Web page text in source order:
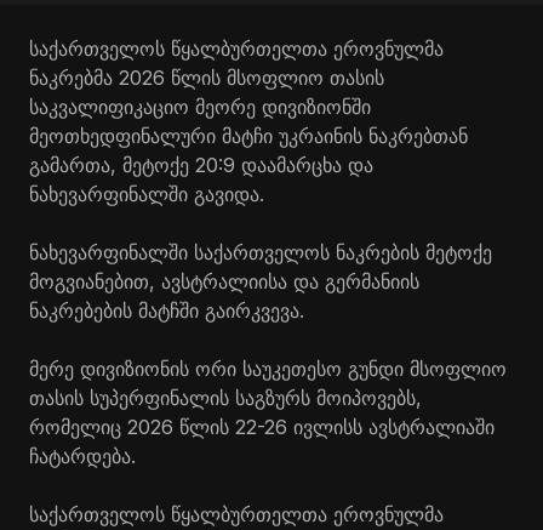
საქართველოს წყალბურთელთა ეროვნულმა
ნაკრებმა 2026 წლის მსოფლიო თასის
საკვალიფიკაციო მეორე დივიზიონში
მეოთხედფინალური მატჩი უკრაინის ნაკრებთან
გამართა, მეტოქე 20:9 დაამარცხა და
ნახევარფინალში გავიდა.
ნახევარფინალში საქართველოს ნაკრების მეტოქე
მოგვიანებით, ავსტრალიისა და გერმანიის
ნაკრებების მატჩში გაირკვევა.
მერე დივიზიონის ორი საუკეთესო გუნდი მსოფლიო
თასის სუპერფინალის საგზურს მოიპოვებს,
რომელიც 2026 წლის 22-26 ივლისს ავსტრალიაში
ჩატარდება.
საქართველოს წყალბურთელთა ეროვნულმა